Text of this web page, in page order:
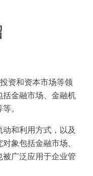
资和资本市场等领
金融市场、金融机
。
和利用方式，以及
象包括金融市场、
广泛应用于企业管